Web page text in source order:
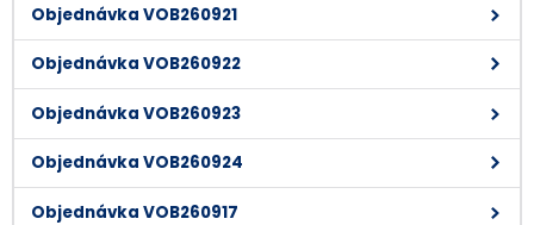
Objednávka VOB260921
Objednávka VOB260922
Objednávka VOB260923
Objednávka VOB260924
Objednávka VOB260917